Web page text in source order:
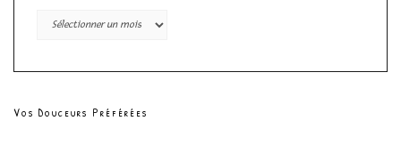
Archives
Vos Douceurs Préférées